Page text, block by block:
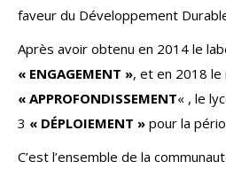
faveur du Développement
Après avoir obtenu en 2014 le
« ENGAGEMENT », et en 2018 le
« APPROFONDISSEMENT« , le
3 « DÉPLOIEMENT » pour la
C’est l’ensemble de la